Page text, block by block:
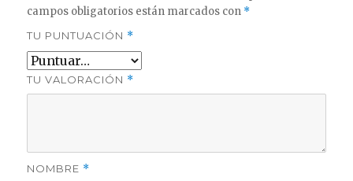
campos obligatorios están marcados con *
TU PUNTUACIÓN *
TU VALORACIÓN *
NOMBRE *